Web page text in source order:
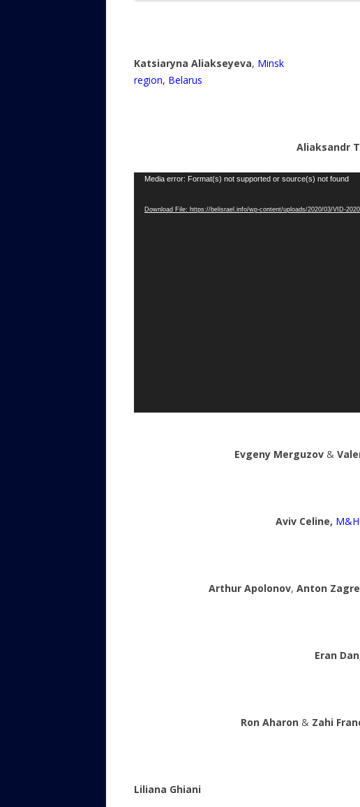
Katsiaryna Aliakseyeva, Minsk
region, Belarus
Aliaksandr
Video
Media error: Format(s) not supported or source(s) not found
Download File: https://belisrael.info/wp-content/uploads/2020/03/VID-
Evgeny Merguzov &
Aviv Celine,
Arthur Apolonov,Anton
Eran
Ron Aharon& Zahi
Liliana Ghiani